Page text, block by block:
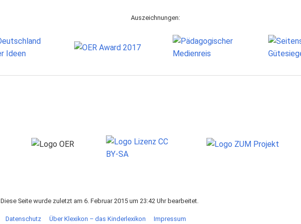
Auszeichnungen:
Diese Seite wurde zuletzt am 6. Februar 2015 um 23:42 Uhr bearbeitet.
Datenschutz Über Klexikon – das Kinderlexikon Impressum